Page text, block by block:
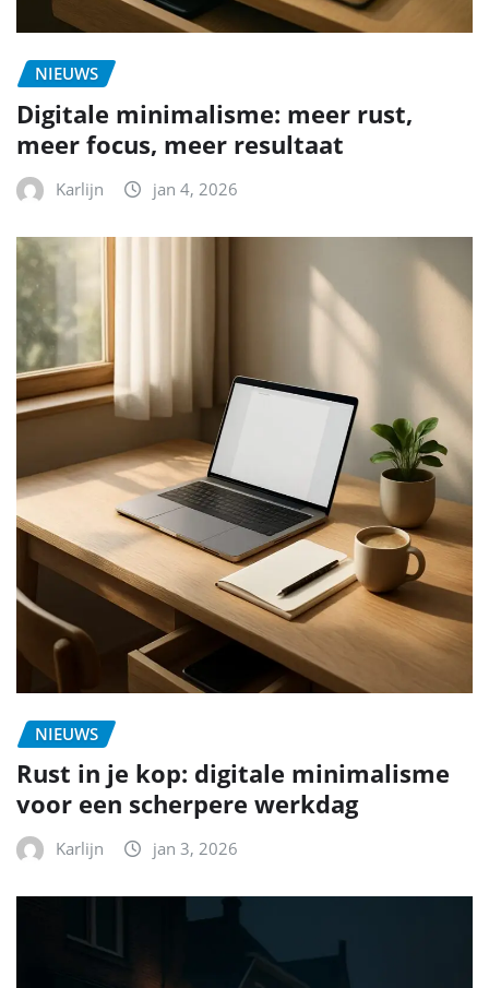
NIEUWS
Digitale minimalisme: meer rust,
meer focus, meer resultaat
Karlijn jan 4, 2026
NIEUWS
Rust in je kop: digitale minimalisme
voor een scherpere werkdag
Karlijn jan 3, 2026